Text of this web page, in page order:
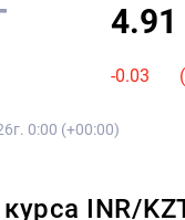
Lifestyle
4.91
-0.03 (
0:00 (+00:00)
INR/